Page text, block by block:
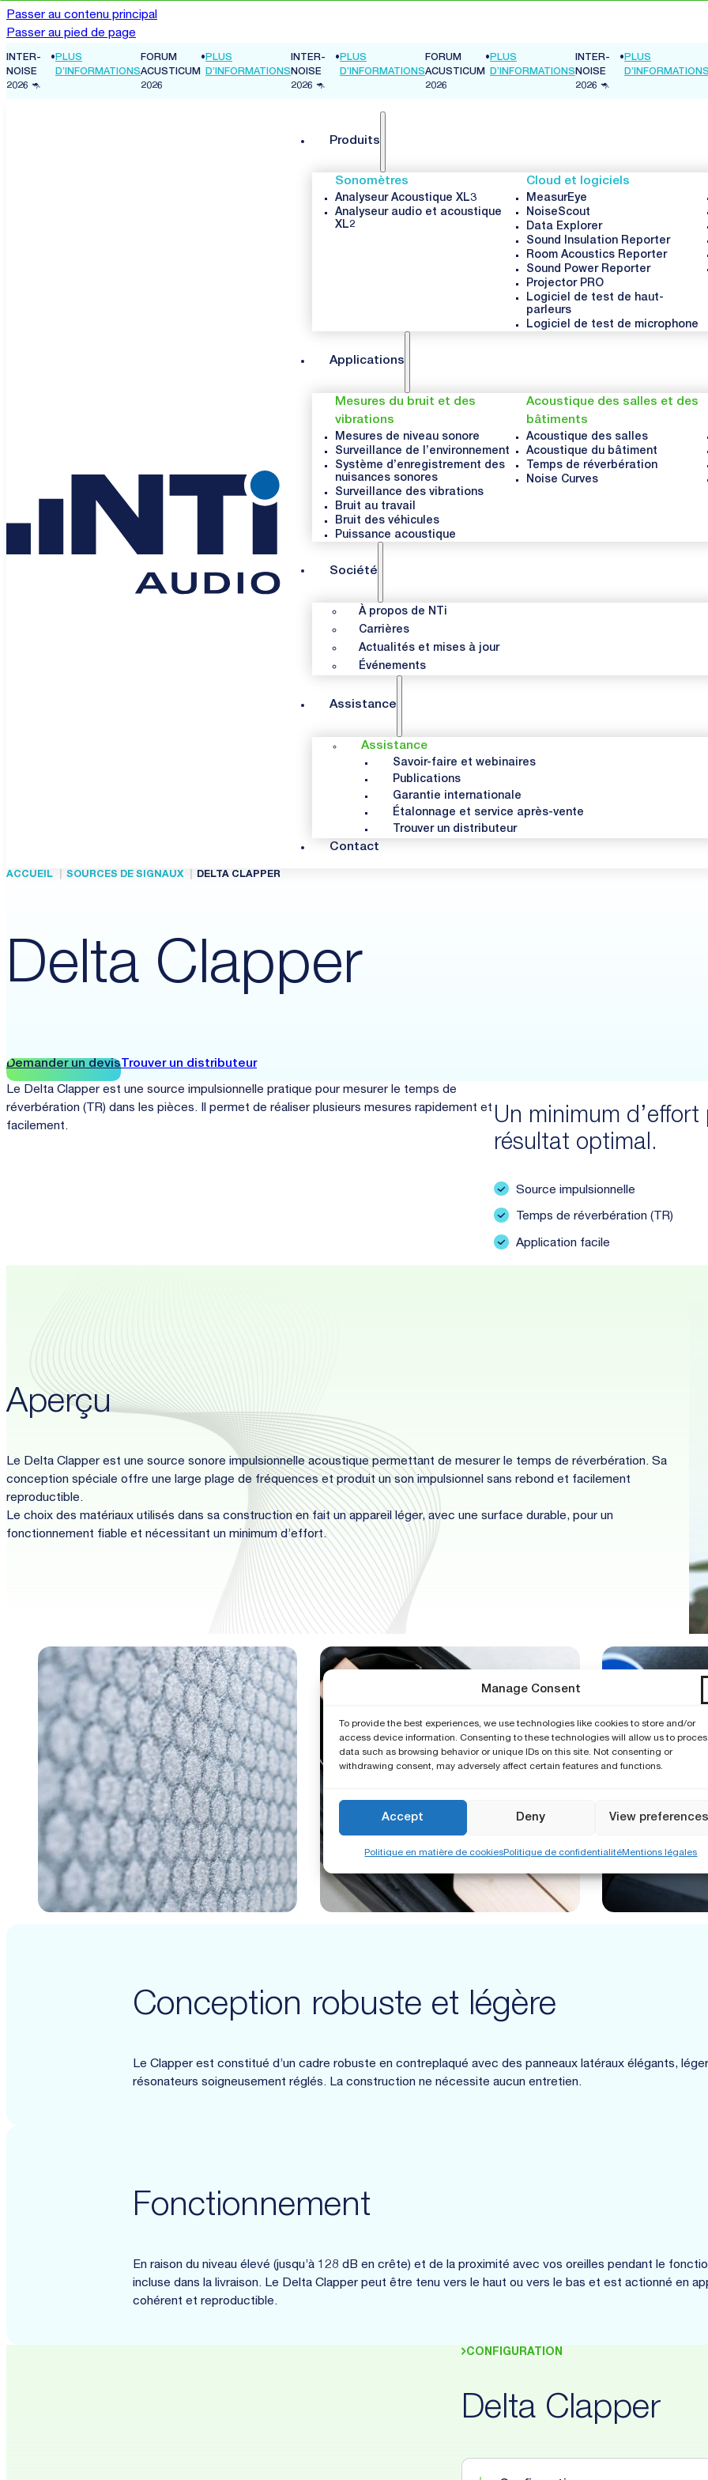
Manage Consent
To provide the best experiences, we use technologies like cookies to store and/or
access device information. Consenting to these technologies will allow us to
data such as browsing behavior or unique IDs on this site. Not consenting or
withdrawing consent, may adversely affect certain features and functions.
Accept Deny View preferences
Politique en matière de cookiesPolitique de confidentialitéMentions légales
Passer au contenu principal
Passer au pied de page
INTER-
NOISE
2026 🦘
•PLUS
D’INFORMATIONS
FORUM
ACUSTICUM
2026
•PLUS
D’INFORMATIONS
INTER-
NOISE
2026 🦘
•PLUS
D’INFORMATIONS
FORUM
ACUSTICUM
2026
•PLUS
D’INFORMATIONS
Produits
Sonomètres
Analyseur Acoustique XL3
Analyseur audio et acoustique
XL2
Cloud et logiciels
MeasurEye
NoiseScout
Data Explorer
Sound Insulation Reporter
Room Acoustics Reporter
Sound Power Reporter
Projector PRO
Logiciel de test de haut-
parleurs
Logiciel de test de microphone
Applications
Mesures du bruit et des
vibrations
Mesures de niveau sonore
Surveillance de l’environnement
Système d’enregistrement des
nuisances sonores
Surveillance des vibrations
Bruit au travail
Bruit des véhicules
Puissance acoustique
Acoustique des salles et des
bâtiments
Acoustique des salles
Acoustique du bâtiment
Temps de réverbération
Noise Curves
Société
À propos de NTi
Carrières
Actualités et mises à jour
Événements
Assistance
Assistance
Savoir-faire et webinaires
Publications
Garantie internationale
Étalonnage et service après-vente
Trouver un distributeur
Contact
ACCUEIL SOURCES DE SIGNAUX DELTA CLAPPER
Delta Clapper
Demander un devis Trouver un distributeur
Le Delta Clapper est une source impulsionnelle pratique pour mesurer le temps de
réverbération (TR) dans les pièces. Il permet de réaliser plusieurs mesures rapidement et
facilement.
Un minimum
résultat optimal.
Source impulsionnelle
Temps de réverbération (TR)
Application facile
Aperçu
Le Delta Clapper est une source sonore impulsionnelle acoustique permettant de mesurer le temps de réverbération. Sa
conception spéciale offre une large plage de fréquences et produit un son impulsionnel sans rebond et facilement
reproductible.
Le choix des matériaux utilisés dans sa construction en fait un appareil léger, avec une surface durable, pour un
fonctionnement fiable et nécessitant un minimum d’effort.
Conception robuste et légère
Le Clapper est constitué d’un cadre robuste en contreplaqué avec des panneaux latéraux élégants,
résonateurs soigneusement réglés. La construction ne nécessite aucun entretien.
Fonctionnement
En raison du niveau élevé (jusqu’à 128 dB en crête) et de la proximité avec vos oreilles pendant le
incluse dans la livraison. Le Delta Clapper peut être tenu vers le haut ou vers le bas et est actionné en
cohérent et reproductible.
Delta Clapper
CONFIGURATION